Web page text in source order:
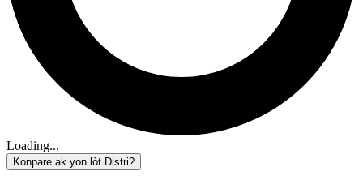
Loading...
Konpare ak yon lòt Distri?